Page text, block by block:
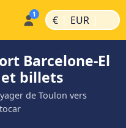
€ | EUR |
Barcelone-El
et billets
de Toulon vers